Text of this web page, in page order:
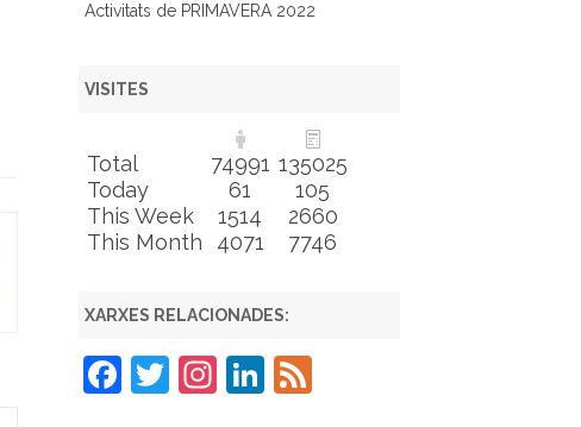
Activitats de PRIMAVERA 2022
VISITES
Total 74991 135025
Today
61
105
This Week
1514
2660
This Month
4071 7746
XARXES RELACIONADES:
F T In Li F